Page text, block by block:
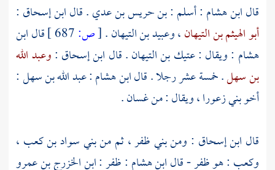
قالابن هشام :أسلم : بن حريس بن عدي. قالابن إسحاق :
أبو الهيثم بن التيهان،وعبيد بن التيهان.
[ص: قالابن
هشام : ويقال :عتيك بن التيهان. قال ابن إسحاق :وعبد الله
بن سهل. خمسة عشر رجلا . قالابن هشام:عبد الله بن سهل:
أخوبني زعورا، ويقال : منغسان.
قال ابن إسحاق : ومنبني ظفر، ثم منبني سواد بن كعب ،
وكعب : هو ظفر - قالابن هشام :ظفر : ابنالخزرجبن عمرو